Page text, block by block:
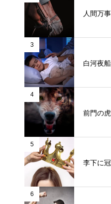
人間万
3
白河夜船
4
前門の
5
李下に
6